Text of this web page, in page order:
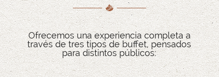
Ofrecemos una experiencia completa a
través de tres tipos de buffet, pensados
para distintos públicos: